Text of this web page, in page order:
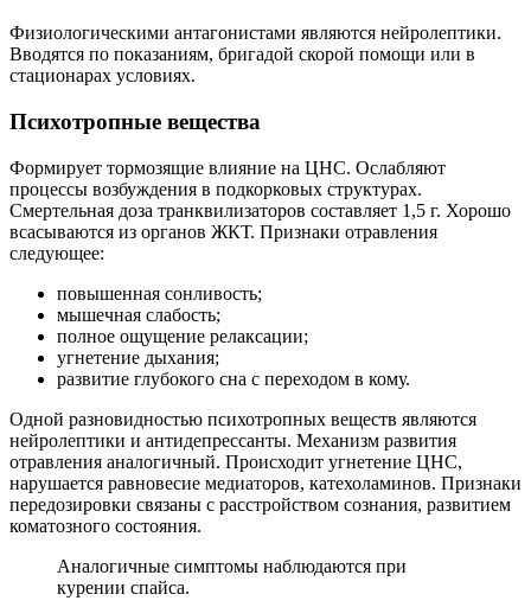
Физиологическими антагонистами являются нейролептики.
Вводятся по показаниям, бригадой скорой помощи или в
стационарах условиях.
Психотропные вещества
Формирует тормозящие влияние на ЦНС. Ослабляют
процессы возбуждения в подкорковых структурах.
Смертельная доза транквилизаторов составляет 1,5 г. Хорошо
всасываются из органов ЖКТ. Признаки отравления
следующее:
повышенная сонливость;
мышечная слабость;
полное ощущение релаксации;
угнетение дыхания;
развитие глубокого сна с переходом в кому.
Одной разновидностью психотропных веществ являются
нейролептики и антидепрессанты. Механизм развития
отравления аналогичный. Происходит угнетение ЦНС,
нарушается равновесие медиаторов, катехоламинов. Признаки
передозировки связаны с расстройством сознания, развитием
коматозного состояния.
Аналогичные симптомы наблюдаются при
курении спайса.